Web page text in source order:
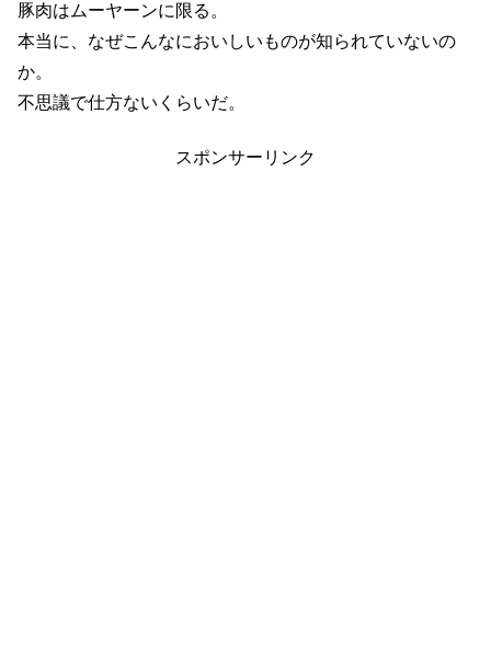
豚肉はムーヤーンに限る。
本当に、なぜこんなにおいしいものが知られていないの
か。
不思議で仕方ないくらいだ。
スポンサーリンク